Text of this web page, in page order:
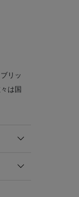
リッ
は国